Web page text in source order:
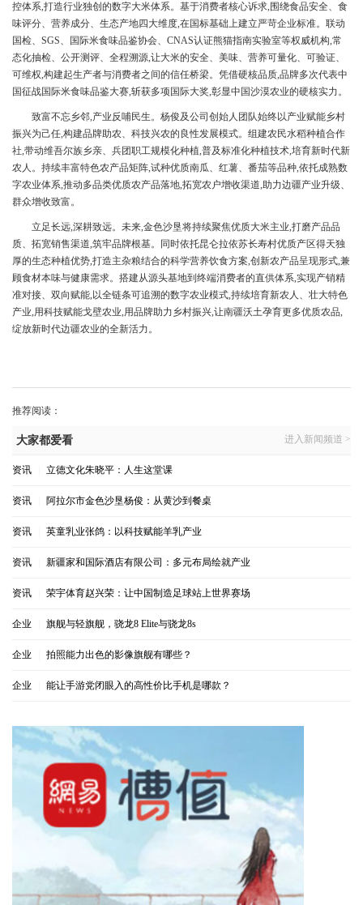
控体系,打造行业独创的数字大米体系。基于消费者核心诉求,围绕食品安全、食
味评分、营养成分、生态产地四大维度,在国标基础上建立严苛企业标准。联动
国检、SGS、国际米食味品鉴协会、CNAS认证熊猫指南实验室等权威机构,常
态化抽检、公开测评、全程溯源,让大米的安全、美味、营养可量化、可验证、
可维权,构建起生产者与消费者之间的信任桥梁。凭借硬核品质,品牌多次代表中
国征战国际米食味品鉴大赛,斩获多项国际大奖,彰显中国沙漠农业的硬核实力。
致富不忘乡邻,产业反哺民生。杨俊及公司创始人团队始终以产业赋能乡村
振兴为己任,构建品牌助农、科技兴农的良性发展模式。组建农民水稻种植合作
社,带动维吾尔族乡亲、兵团职工规模化种植,普及标准化种植技术,培育新时代新
农人。持续丰富特色农产品矩阵,试种优质南瓜、红薯、番茄等品种,依托成熟数
字农业体系,推动多品类优质农产品落地,拓宽农户增收渠道,助力边疆产业升级、
群众增收致富。
立足长远,深耕致远。未来,金色沙垦将持续聚焦优质大米主业,打磨产品品
质、拓宽销售渠道,筑牢品牌根基。同时依托昆仑拉依苏长寿村优质产区得天独
厚的生态种植优势,打造主杂粮结合的科学营养饮食方案,创新农产品呈现形式,兼
顾食材本味与健康需求。搭建从源头基地到终端消费者的直供体系,实现产销精
准对接、双向赋能,以全链条可追溯的数字农业模式,持续培育新农人、壮大特色
产业,用科技赋能戈壁农业,用品牌助力乡村振兴,让南疆沃土孕育更多优质农品,
绽放新时代边疆农业的全新活力。
推荐阅读：
大家都爱看 进入新闻频道 >
资讯 立德文化朱晓平：人生这堂课
资讯 阿拉尔市金色沙垦杨俊：从黄沙到餐桌
资讯 英童乳业张鸽：以科技赋能羊乳产业
资讯 新疆家和国际酒店有限公司：多元布局绘就产业
资讯 荣宇体育赵兴荣：让中国制造足球站上世界赛场
企业 旗舰与轻旗舰，骁龙8 Elite与骁龙8s
企业 拍照能力出色的影像旗舰有哪些？
企业 能让手游党闭眼入的高性价比手机是哪款？